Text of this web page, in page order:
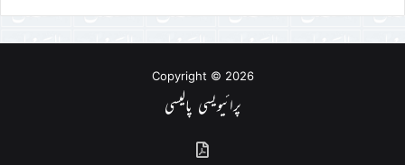
Copyright © 2026
پرائیویسی پالیسی
گذشتہ